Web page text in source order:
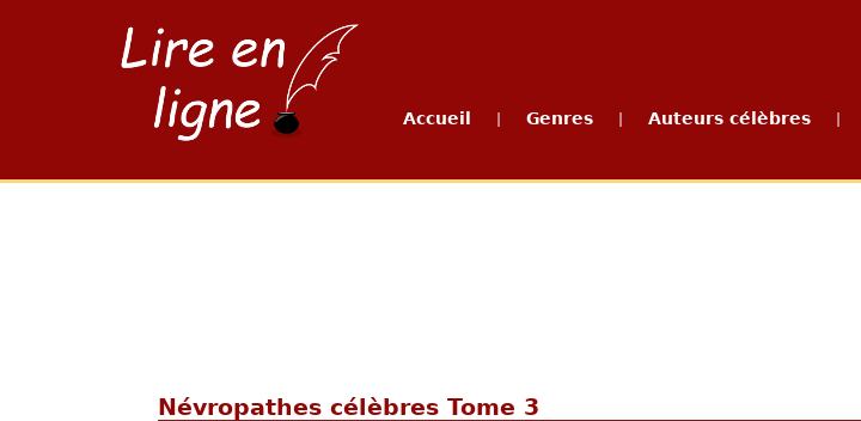
Accueil Genres Auteurs célèbres
Névropathes célèbres Tome 3